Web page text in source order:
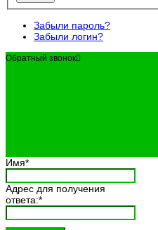
Забыли пароль?
Забыли логин?
Обратный звонок
Имя*
Адрес для получения
ответа:*